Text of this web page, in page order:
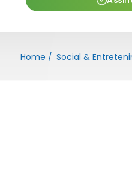
Home / Social &